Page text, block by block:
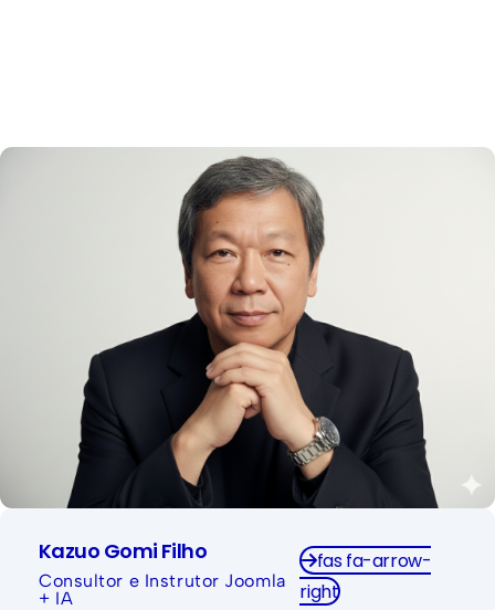
Kazuo Gomi Filho tem sido um grande incentivador
do uso do Joomla!, contribuindo significativamente
para o crescimento e a vitalidade da comunidade
de usuários e desenvolvedores no Brasil.
Kazuo Gomi Filho
Consultor e Instrutor Joomla
+ IA
fas fa-arrow-
right